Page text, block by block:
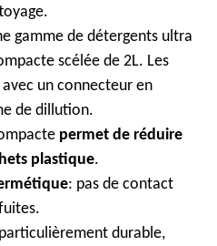
gamme de détergents ultra
scélée de 2L. Les
avec un connecteur en
de dillution.
permet de réduire
plastique.
: pas de contact
durable,